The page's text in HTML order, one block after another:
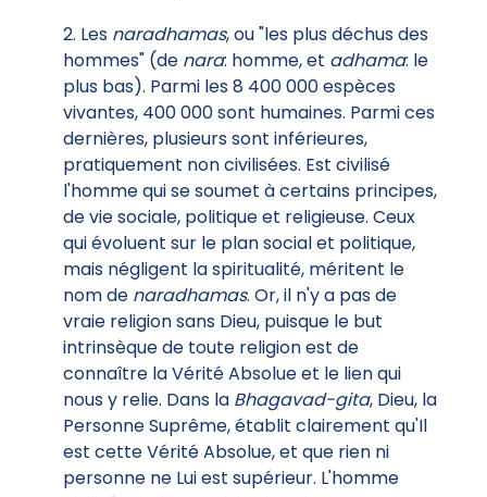
2. Les naradhamas, ou "les plus déchus des
hommes" (de nara: homme, et adhama: le
plus bas). Parmi les 8 400 000 espèces
vivantes, 400 000 sont humaines. Parmi ces
dernières, plusieurs sont inférieures,
pratiquement non civilisées. Est civilisé
l'homme qui se soumet à certains principes,
de vie sociale, politique et religieuse. Ceux
qui évoluent sur le plan social et politique,
mais négligent la spiritualité, méritent le
nom de naradhamas. Or, il n'y a pas de
vraie religion sans Dieu, puisque le but
intrinsèque de toute religion est de
connaître la Vérité Absolue et le lien qui
nous y relie. Dans la Bhagavad-gita, Dieu, la
Personne Suprême, établit clairement qu'Il
est cette Vérité Absolue, et que rien ni
personne ne Lui est supérieur. L'homme